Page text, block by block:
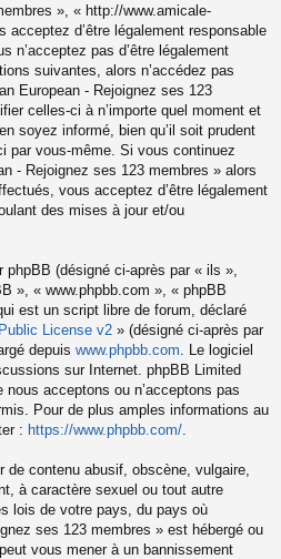
», « http://www.amicale-
acceptez d’être légalement responsable
n’acceptez pas d’être légalement
suivantes, alors n’accédez pas
European - Rejoignez ses 123
celles-ci à n’importe quel moment et
soyez informé, bien qu’il soit prudent
par vous-même. Si vous continuez
- Rejoignez ses 123 membres » alors
vous acceptez d’être légalement
des mises à jour et/ou
(désigné ci-après par « ils »,
», « www.phpbb.com », « phpBB
est un script libre de forum, déclaré
License v2 » (désigné ci-après par
depuis www.phpbb.com . Le logiciel
sur Internet. phpBB Limited
nous acceptons ou n’acceptons pas
Pour de plus amples informations au
: https://www.phpbb.com/
contenu abusif, obscène, vulgaire,
à caractère sexuel ou tout autre
lois de votre pays, du pays où
ses 123 membres » est hébergé ou
vous mener à un bannissement